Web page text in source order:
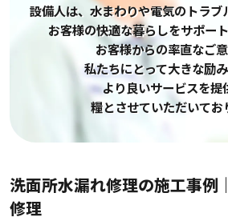
設備人は、水まわりや電気の トラブ
お客様の快適な暮らしをサポート
お客様からの率直なご意
私たちにとって大きな励み
より良いサービスを提
糧とさせていただいてお
洗面所水漏れ修理の施工事例
修理